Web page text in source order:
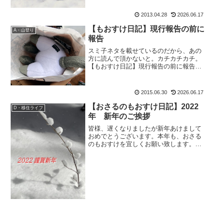
2013.04.28 2026.06.17
A・山登り
【もおすけ日記】現行報告の前に
報告
スミ子ネタを載せているのだから、あの
方に読んで頂かないと。カチカチカチ。
【もおすけ日記】現行報告の前に報告送
ュースは、スミ子のお礼にあげたわけじ
ゃないんで！」とな。栗の助...
2015.06.30 2026.06.17
D・移住ライフ
【おさるのもおすけ日記】2022
年 新年のご挨拶
皆様、遅くなりましたが新年あけまして
おめでとうございます。本年も、おさる
のもおすけを宜しくお願い致します。